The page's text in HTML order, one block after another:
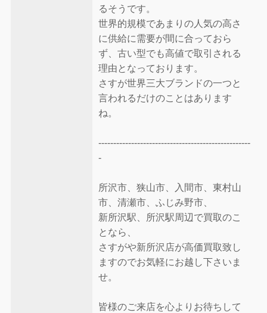
るそうです。
世界的規模であまりの人気の高さ
に供給に需要が間に合っておら
ず、古い型でも高値で取引される
理由となっております。
さすが世界三大ブランドの一つと
言われるだけのことはあります
ね。
---------------------------------------------------
-
所沢市、狭山市、入間市、東村山
市、清瀬市、ふじみ野市、
新所沢駅、所沢駅周辺で買取のこ
となら、
さすがや新所沢店が高価買取致し
ますのでお気軽にお越し下さいま
せ。
皆様のご来店を心よりお待ちして